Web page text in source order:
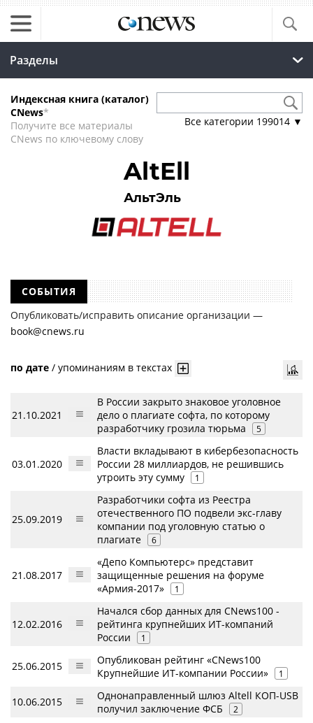
Разделы
Индексная книга (каталог)
CNews*
Получите все материалы
CNews по ключевому слову
Все категории 199014 ▼
AltEll
АльтЭль
СОБЫТИЯ
Опубликовать/исправить описание организации —
book@cnews.ru
по дате / упоминаниям в текстах
21.10.2021
В России закрыто знаковое уголовное
дело о плагиате софта, по которому
разработчику грозила тюрьма
5
03.01.2020
Власти вкладывают в кибербезопасность
России 28 миллиардов, не решившись
утроить эту сумму
1
25.09.2019
Разработчики софта из Реестра
отечественного ПО подвели экс-главу
компании под уголовную статью о
плагиате
6
21.08.2017
«Депо Компьютерс» представит
защищенные решения на форуме
«Армия-2017»
1
12.02.2016
Начался сбор данных для CNews100 -
рейтинга крупнейших ИТ-компаний
России
1
25.06.2015
Опубликован рейтинг «CNews100
Крупнейшие ИТ-компании России»
1
10.06.2015
Однонаправленный шлюз Altell КОП-USB
получил заключение ФСБ
2